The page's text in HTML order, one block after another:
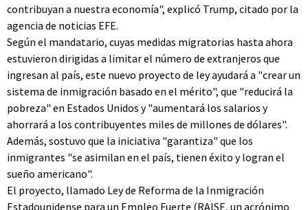
contribuyan a nuestra economía", explicó Trump, citado por la
agencia de noticias EFE.
Según el mandatario, cuyas medidas migratorias hasta ahora
estuvieron dirigidas a limitar el número de extranjeros que
ingresan al país, este nuevo proyecto de ley ayudará a "crear un
sistema de inmigración basado en el mérito", que "reducirá la
pobreza" en Estados Unidos y "aumentará los salarios y
ahorrará a los contribuyentes miles de millones de dólares".
Además, sostuvo que la iniciativa "garantiza" que los
inmigrantes "se asimilan en el país, tienen éxito y logran el
sueño americano".
El proyecto, llamado Ley de Reforma de la Inmigración
Estadounidense para un Empleo Fuerte (RAISE, un acrónimo